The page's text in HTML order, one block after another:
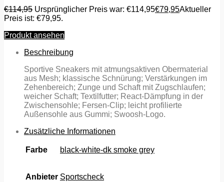
€114,95 Ursprünglicher Preis war: €114,95€79,95Aktueller
Preis ist: €79,95.
Produkt ansehen
Beschreibung
Sportive Sneakers mit atmungsaktiven Obermaterial
aus Mesh; klassische Schnürung; Verstärkungen im
Zehenbereich; Zunge und Schaft mit Zugschlaufen;
weicher Schaft; Textilfutter; React-Dämpfung in der
Zwischensohle; Fersen-Clip; leicht profilierte
Außensohle aus Gummi; Swoosh-Logo.
Zusätzliche Informationen
Farbe black-white-dk smoke grey
Anbieter Sportscheck